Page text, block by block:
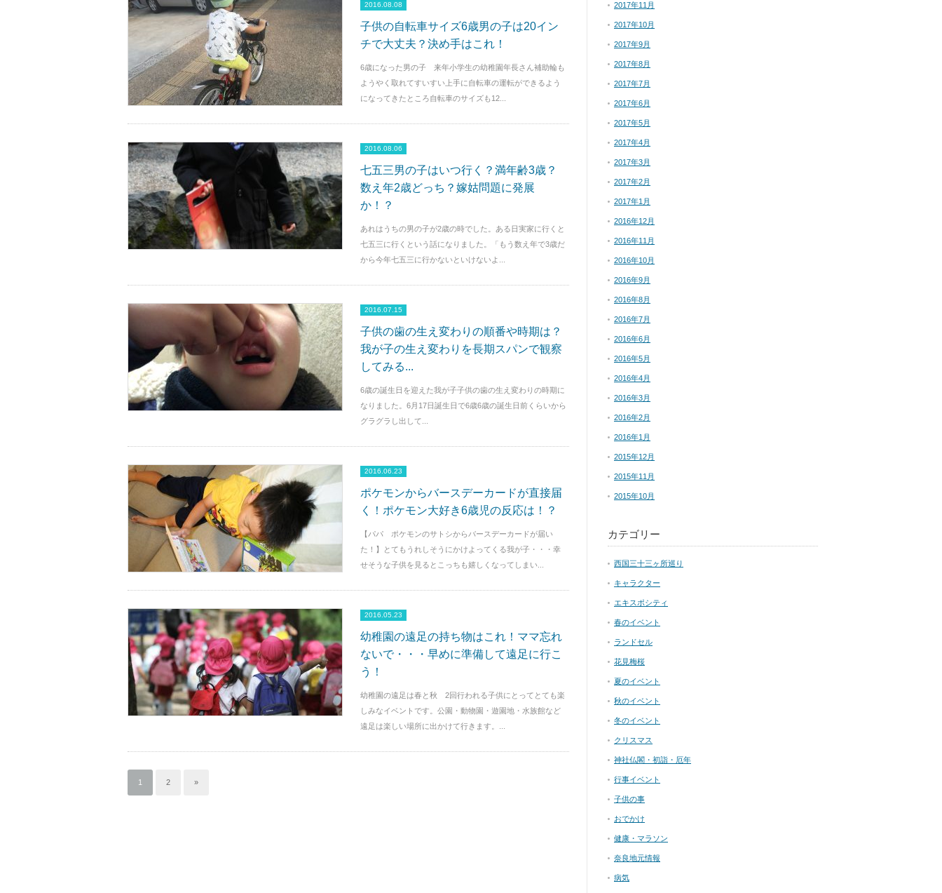
2016.08.08
子供の自転車サイズ6歳男の子は20イン
チで大丈夫？決め手はこれ！
6歳になった男の子 来年小学生の幼稚園年長さん補助輪も
ようやく取れてすいすい上手に自転車の運転ができるよう
になってきたところ自転車のサイズも12...
2016.08.06
七五三男の子はいつ行く？満年齢3歳？
数え年2歳どっち？嫁姑問題に発展
か！？
あれはうちの男の子が2歳の時でした。ある日実家に行くと
七五三に行くという話になりました。「もう数え年で3歳だ
から今年七五三に行かないといけないよ...
2016.07.15
子供の歯の生え変わりの順番や時期は？
我が子の生え変わりを長期スパンで観察
してみる...
6歳の誕生日を迎えた我が子子供の歯の生え変わりの時期に
なりました。6月17日誕生日で6歳6歳の誕生日前くらいから
グラグラし出して...
2016.06.23
ポケモンからバースデーカードが直接届
く！ポケモン大好き6歳児の反応は！？
【パパ ポケモンのサトシからバースデーカードが届い
た！】とてもうれしそうにかけよってくる我が子・・・幸
せそうな子供を見るとこっちも嬉しくなってしまい...
2016.05.23
幼稚園の遠足の持ち物はこれ！ママ忘れ
ないで・・・早めに準備して遠足に行こ
う！
幼稚園の遠足は春と秋 2回行われる子供にとってとても楽
しみなイベントです。公園・動物園・遊園地・水族館など
遠足は楽しい場所に出かけて行きます。...
1 2 »
2017年11月
2017年10月
2017年9月
2017年8月
2017年7月
2017年6月
2017年5月
2017年4月
2017年3月
2017年2月
2017年1月
2016年12月
2016年11月
2016年10月
2016年9月
2016年8月
2016年7月
2016年6月
2016年5月
2016年4月
2016年3月
2016年2月
2016年1月
2015年12月
2015年11月
2015年10月
カテゴリー
西国三十三ヶ所巡り
キャラクター
エキスポシティ
春のイベント
ランドセル
花見梅桜
夏のイベント
秋のイベント
冬のイベント
クリスマス
神社仏閣・初詣・厄年
行事イベント
子供の事
おでかけ
健康・マラソン
奈良地元情報
病気